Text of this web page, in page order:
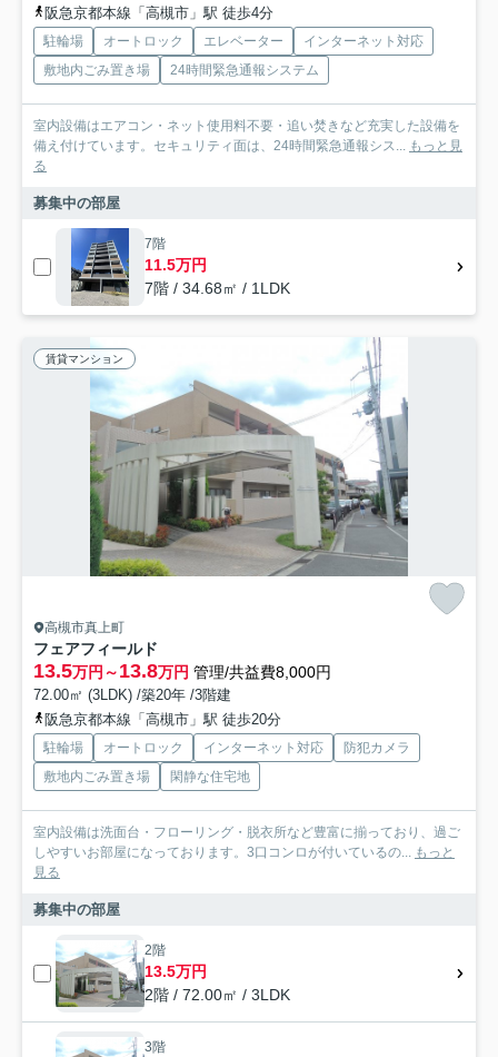
阪急京都本線「高槻市」駅 徒歩4分
駐輪場 オートロック エレベーター
インターネット対応
敷地内ごみ置き場
24時間緊急通報システム
室内設備はエアコン・ネット使用料不要・追い焚きなど充実した設備を
備え付けています。セキュリティ面は、24時間緊急通報シス... もっと見
る
募集中の部屋
7階
11.5万円
7階 / 34.68㎡ / 1LDK
賃貸マンション
高槻市真上町
フェアフィールド
13.5万円～13.8万円 管理/共益費8,000円
72.00㎡ (3LDK) /築20年 /3階建
阪急京都本線「高槻市」駅 徒歩20分
駐輪場 オートロック インターネット対応
防犯カメラ
敷地内ごみ置き場
閑静な住宅地
室内設備は洗面台・フローリング・脱衣所など豊富に揃っており、過ご
しやすいお部屋になっております。3口コンロが付いているの... もっと
見る
募集中の部屋
2階
13.5万円
2階 / 72.00㎡ / 3LDK
3階